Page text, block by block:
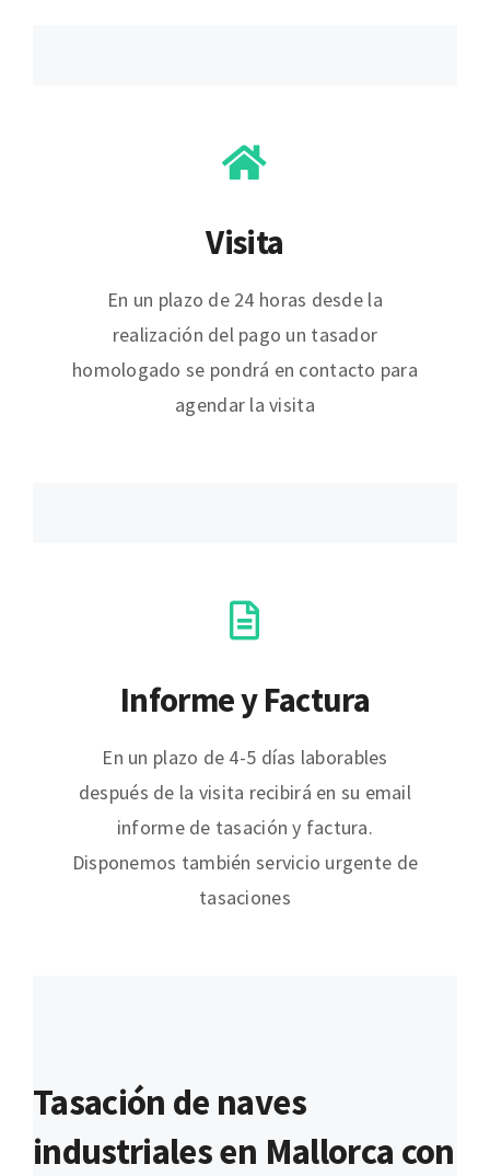
Visita
En un plazo de 24 horas desde la
realización del pago un tasador
homologado se pondrá en contacto para
agendar la visita
Informe y Factura
En un plazo de 4-5 días laborables
después de la visita recibirá en su email
informe de tasación y factura.
Disponemos también servicio urgente de
tasaciones
Tasación de naves
industriales en Mallorca con